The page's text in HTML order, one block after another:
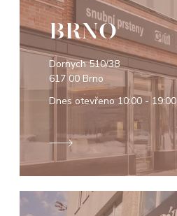
BRNO
Dornych 510/38
617 00 Brno
Dnes otevřeno10:00 - 19:00